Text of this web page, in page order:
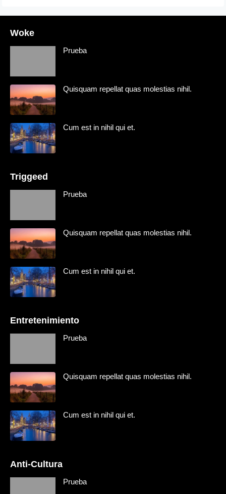
Woke
Prueba
Quisquam repellat quas molestias nihil.
Cum est in nihil qui et.
Triggeed
Prueba
Quisquam repellat quas molestias nihil.
Cum est in nihil qui et.
Entretenimiento
Prueba
Quisquam repellat quas molestias nihil.
Cum est in nihil qui et.
Anti-Cultura
Prueba